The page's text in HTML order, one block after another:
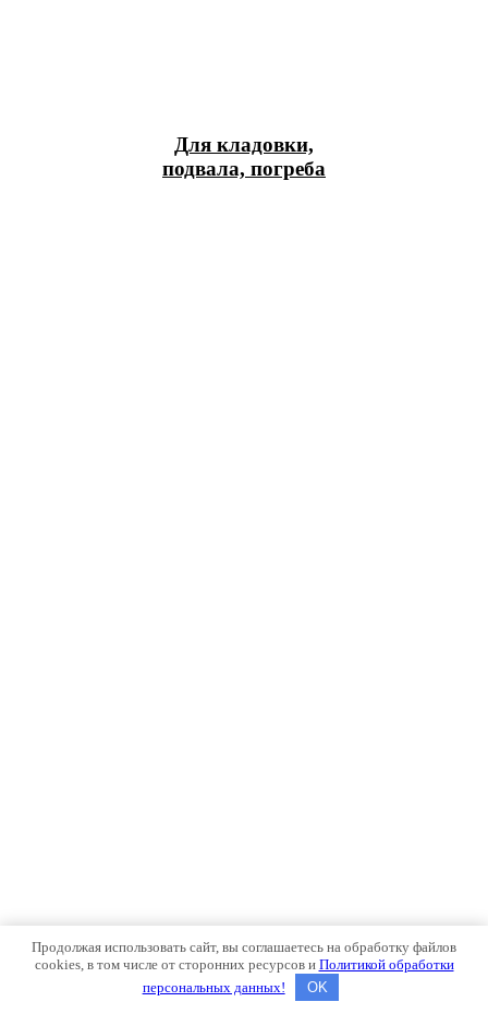
Для кладовки,
подвала, погреба
Продолжая использовать сайт, вы соглашаетесь на обработку файлов
cookies, в том числе от сторонних ресурсов и Политикой обработки
персональных данных!
OK